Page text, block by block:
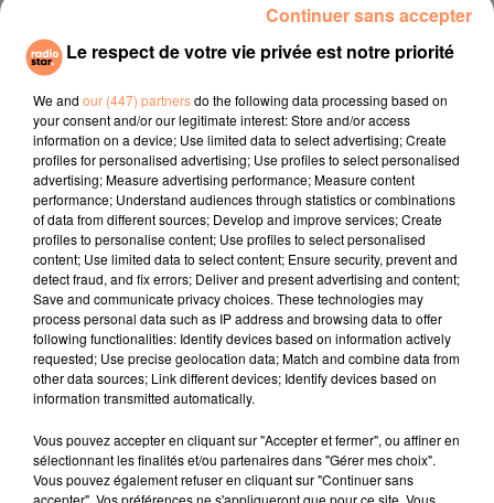
d’être le ou la candidat(e) idéal(e) ! La personne
sélectionnée remportera des séjours pour tester les
buffets de dix hôtels, pour une valeur totale de 3 000
€, dans toute de la France. En prime, le ou la Chief
Buffet Officer bénéficiera d’un surclassement pour sa
chambre dans certains établissements…
Vous en salivez déjà ? Vous pouvez tenter votre chance
et envoyer votre candidature… Attention, la date limite
pour postuler, c’est le 5 septembre jusqu’à 23 h 59.
fil actus
4 juillet 2022
Radio Star Live avec Dadju
Marseille : une application pour mettre en
relation extras et...
Le respect de votre vie privée est notre priorité
We and our (447) partnersdo the following data processing based on
your consent and/or our legitimate interest: Store and/or access
information on a device; Use limited data to select advertising; Create
profiles for personalised advertising; Use profiles to select personalised
advertising; Measure advertising performance; Measure content
performance; Understand audiences through statistics or combinations
of data from different sources; Develop and improve services; Create
profiles to personalise content; Use profiles to select personalised
content; Use limited data to select content; Ensure security, prevent and
detect fraud, and fix errors; Deliver and present advertising and content;
Save and communicate privacy choices. These technologies may
process personal data such as IP address and browsing data to offer
following functionalities: Identify devices based on information actively
requested; Use precise geolocation data; Match and combine data from
other data sources; Link different devices; Identify devices based on
information transmitted automatically.
Vous pouvez accepter en cliquant sur "Accepter et fermer", ou affiner en
sélectionnant les finalités et/ou partenaires dans "Gérer mes choix".
Vous pouvez également refuser en cliquant sur "Continuer sans
accepter". Vos préférences ne s'appliqueront que pour ce site. Vous
Continuer sans accepter